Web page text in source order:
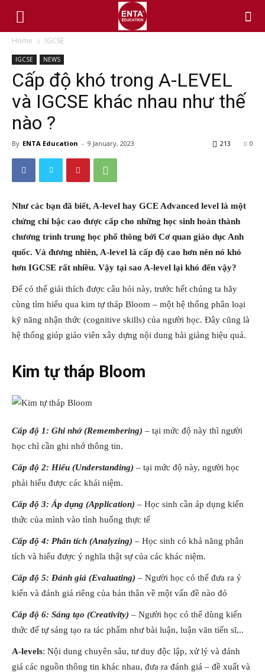
Home IGCSE
IGCSE NEWS
Cấp độ khó trong A-LEVEL
và IGCSE khác nhau như thế
nào ?
By ENTA Education - 9 January, 2023 0
213
Như các bạn đã biết, A-level hay GCE Advanced level là một
chứng chỉ bậc cao được cấp cho những học sinh hoàn thành
chương trình trung học phổ thông bởi Cơ quan giáo dục Anh
quốc. Và đương nhiên, A-level là cấp độ cao hơn nên nó khó
hơn IGCSE rất nhiều. Vậy tại sao A-level lại khó đến vậy?
Để có thể giải thích được câu hỏi này, trước hết chúng ta hãy
cùng tìm hiểu qua kim tự tháp Bloom – một hệ thống phân loại
kỹ năng nhận thức (cognitive skills) của người học. Đây cũng là
hệ thống giúp giáo viên xây dựng nội dung bài giảng hiệu quả.
Kim tự tháp Bloom
Cấp độ 1: Ghi nhớ (Remembering) – tại mức độ này thì người
học chỉ cần ghi nhớ thông tin.
Cấp độ 2: Hiểu (Understanding) – tại mức độ này, người học
phải hiểu được các khái niệm.
Cấp độ 3: Áp dụng (Application) – Học sinh cần áp dụng kiến
thức của mình vào tình huống thực tế
Cấp độ 4: Phân tích (Analyzing) – Học sinh có khả năng phân
tích và hiểu được ý nghĩa thật sự của các khác niệm.
Cấp độ 5: Đánh giá (Evaluating) – Người học có thể đưa ra ý
kiến và đánh giá riêng của bản thân về một vấn đề nào đó
Cấp độ 6: Sáng tạo (Creativity) – Người học có thể dùng kiến
thức để tự sáng tạo ra tác phẩm như bài luận, luận văn tiến sĩ,..
A-levels: Nội dung chuyên sâu, tư duy độc lập, xử lý và đánh
giá các nguồn thông tin khác nhau, đưa ra đánh giá – đề xuất và